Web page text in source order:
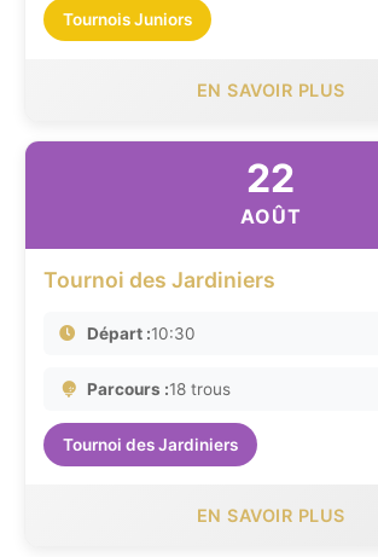
Tournois Juniors
EN SAVOIR PLUS
22
AOÛT
Tournoi des Jardiniers
Départ :10:30
Parcours :18 trous
Tournoi des Jardiniers
EN SAVOIR PLUS